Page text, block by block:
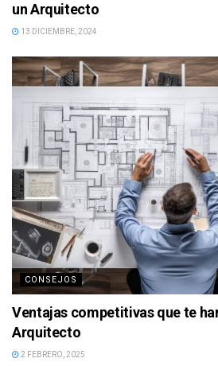
un Arquitecto
13 DICIEMBRE, 2024
CONSEJOS
Ventajas competitivas que te
Arquitecto
2 FEBRERO, 2025